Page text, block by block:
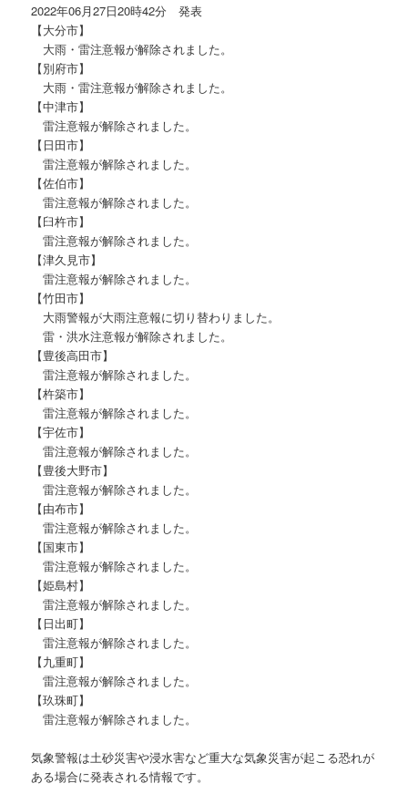
2022年06月27日20時42分 発表
【大分市】
大雨・雷注意報が解除されました。
【別府市】
大雨・雷注意報が解除されました。
【中津市】
雷注意報が解除されました。
【日田市】
雷注意報が解除されました。
【佐伯市】
雷注意報が解除されました。
【臼杵市】
雷注意報が解除されました。
【津久見市】
雷注意報が解除されました。
【竹田市】
大雨警報が大雨注意報に切り替わりました。
雷・洪水注意報が解除されました。
【豊後高田市】
雷注意報が解除されました。
【杵築市】
雷注意報が解除されました。
【宇佐市】
雷注意報が解除されました。
【豊後大野市】
雷注意報が解除されました。
【由布市】
雷注意報が解除されました。
【国東市】
雷注意報が解除されました。
【姫島村】
雷注意報が解除されました。
【日出町】
雷注意報が解除されました。
【九重町】
雷注意報が解除されました。
【玖珠町】
雷注意報が解除されました。
気象警報は土砂災害や浸水害など重大な気象災害が起こる恐れが
ある場合に発表される情報です。